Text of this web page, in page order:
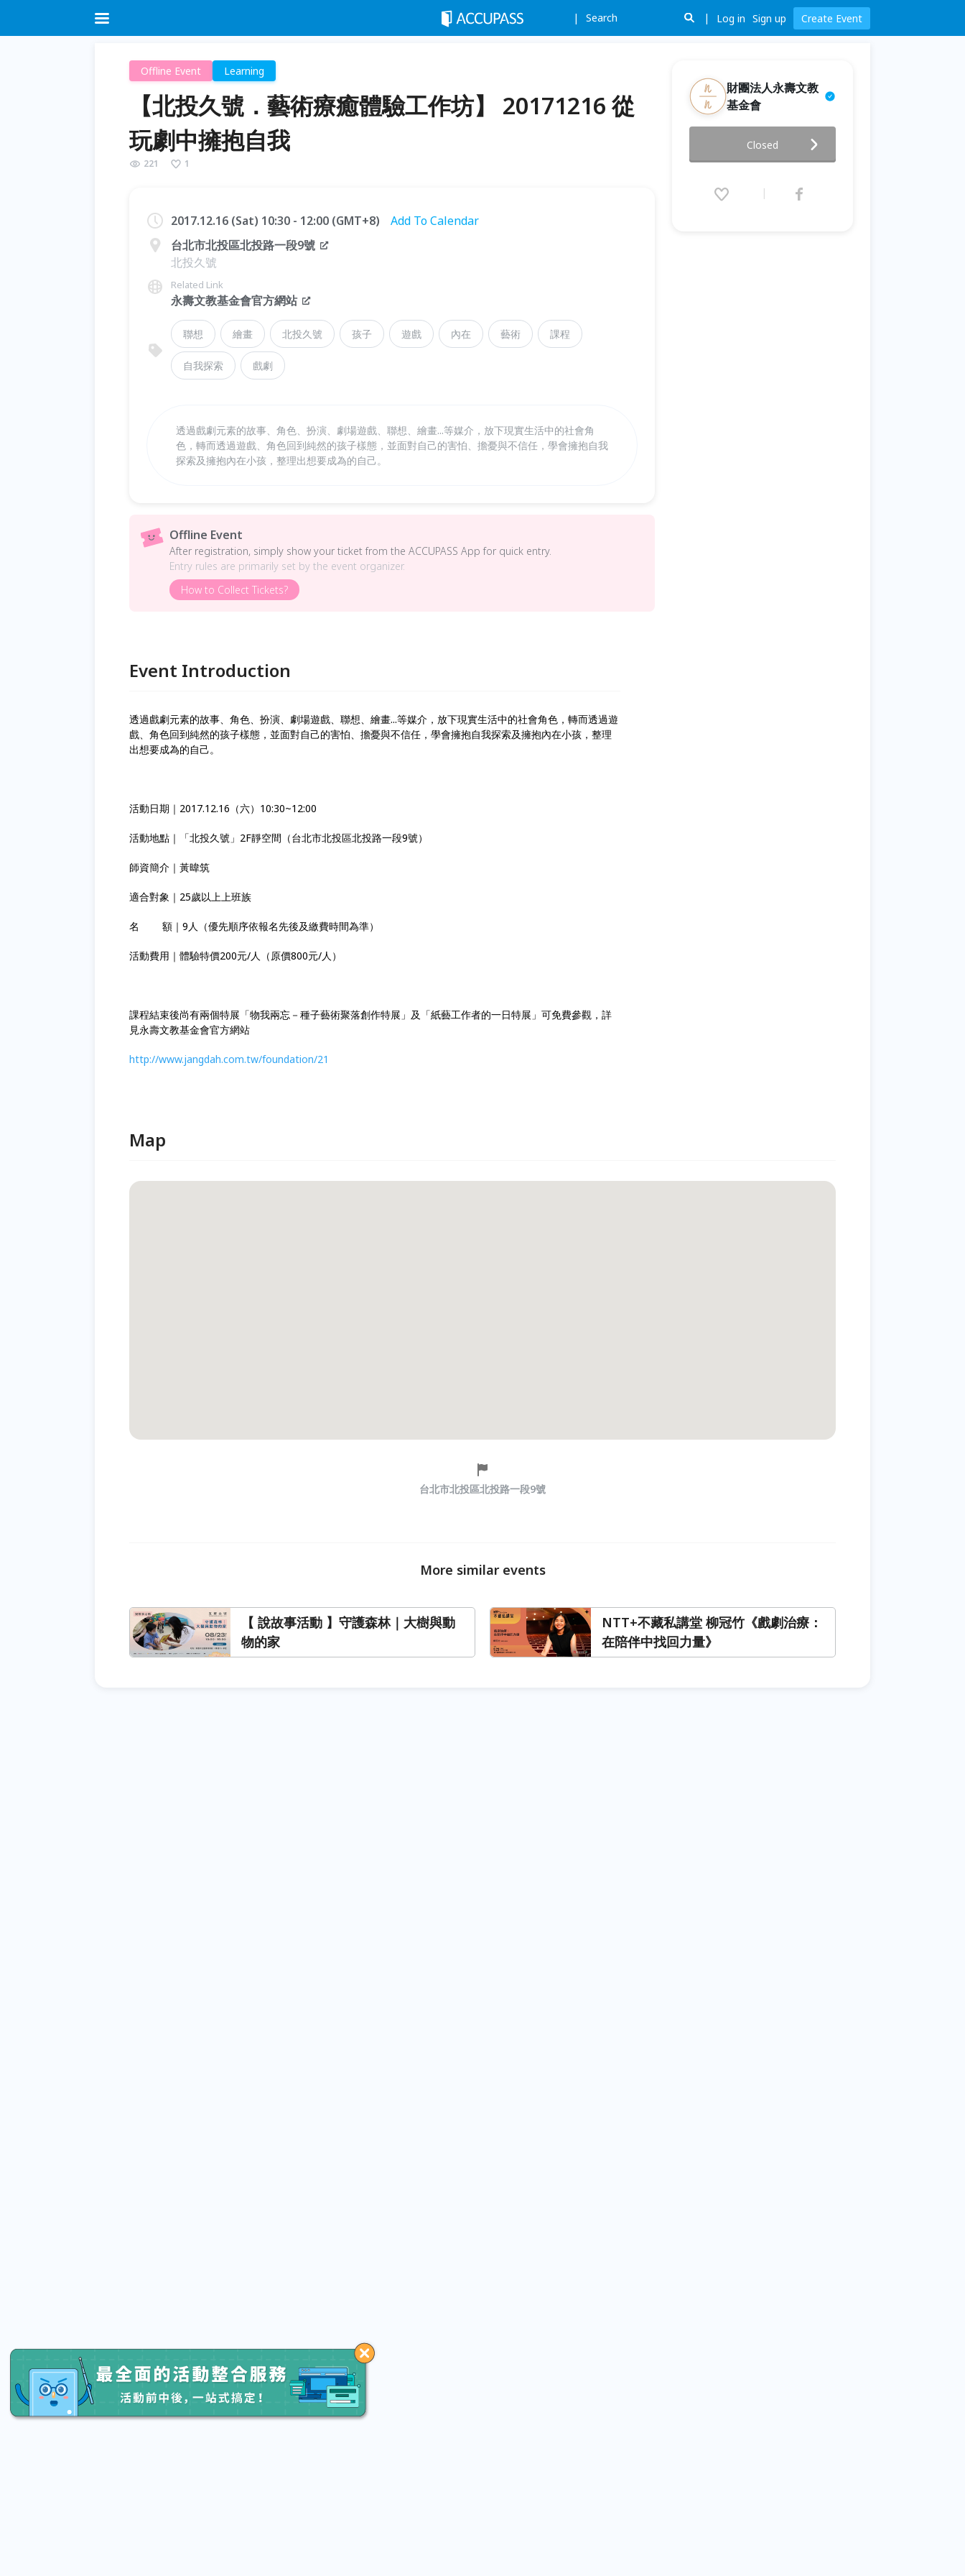
Search Log in Sign up Create Event
Offline Event Learning
【北投久號．藝術療癒體驗工作坊】 20171216 從
玩劇中擁抱自我
221 1
2017.12.16 (Sat) 10:30 - 12:00 (GMT+8)
Add To Calendar
台北市北投區北投路一段9號
北投久號
Related Link
永壽文教基金會官方網站
聯想 繪畫 北投久號 孩子 遊戲 內在 藝術 課程
自我探索 戲劇
​透過戲劇元素的故事、角色、扮演、劇場遊戲、聯想、繪畫...等媒介，放下現實生活中的社會角
色，轉而透過遊戲、角色回到純然的孩子樣態，並面對自己的害怕、擔憂與不信任，學會擁抱自我
探索及擁抱內在小孩，整理出想要成為的自己。
Offline Event
After registration, simply show your ticket from the ACCUPASS App for quick entry.
Entry rules are primarily set by the event organizer.
How to Collect Tickets?
Event Introduction
透過戲劇元素的故事、角色、扮演、劇場遊戲、聯想、繪畫...等媒介，放下現實生活中的社會角色，轉而透過遊
戲、角色回到純然的孩子樣態，並面對自己的害怕、擔憂與不信任，學會擁抱自我探索及擁抱內在小孩，整理
出想要成為的自己。
活動日期｜2017.12.16（六）10:30~12:00
活動地點｜「北投久號」2F靜空間（台北市北投區北投路一段9號）
師資簡介｜黃暐筑
適合對象｜25歲以上上班族
名 額｜9人（優先順序依報名先後及繳費時間為準）
活動費用｜體驗特價200元/人（原價800元/人）
課程結束後尚有兩個特展「物我兩忘－種子藝術聚落創作特展」及「紙藝工作者的一日特展」可免費參觀，詳
見永壽文教基金會官方網站
http://www.jangdah.com.tw/foundation/21
財團法人永壽文教
基金會
坊】 20171216 從玩劇中擁抱自
我
(GMT+8)
Closed
Map
台北市北投區北投路一段9號
More similar events
【 說故事活動 】守護森林｜大樹與動
物的家
NTT+不藏私講堂 柳冠竹《戲劇治療：
在陪伴中找回力量》